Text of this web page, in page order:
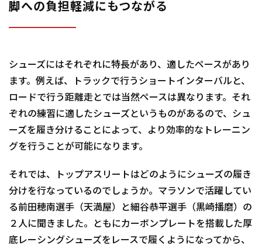
脚への負担軽減にもつながる
シューズにはそれぞれに特長があり、適したペースがあり
ます。例えば、トラックで行うショートインターバルと、
ロードで行う距離走とでは当然ペースは異なります。それ
ぞれの練習に適したシューズというものがあるので、シュ
ーズを履き分けることによって、より効率的なトレーニン
グを行うことが可能になります。
それでは、トップアスリートはどのようにシューズの履き
分けを行なっているのでしょうか。マラソンで活躍してい
る前田穂南選手（天満屋）と細谷恭平選手（黒崎播磨）の
２人に聞きました。ともにカーボンプレートを搭載した厚
底レーシングシューズをレースで履くようになってから、